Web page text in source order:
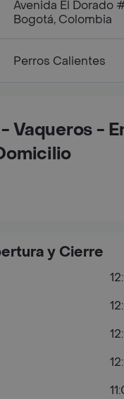
Avenida El Dorado
Bogotá, Colombia
Perros Calientes
Vaqueros -
y Cierre